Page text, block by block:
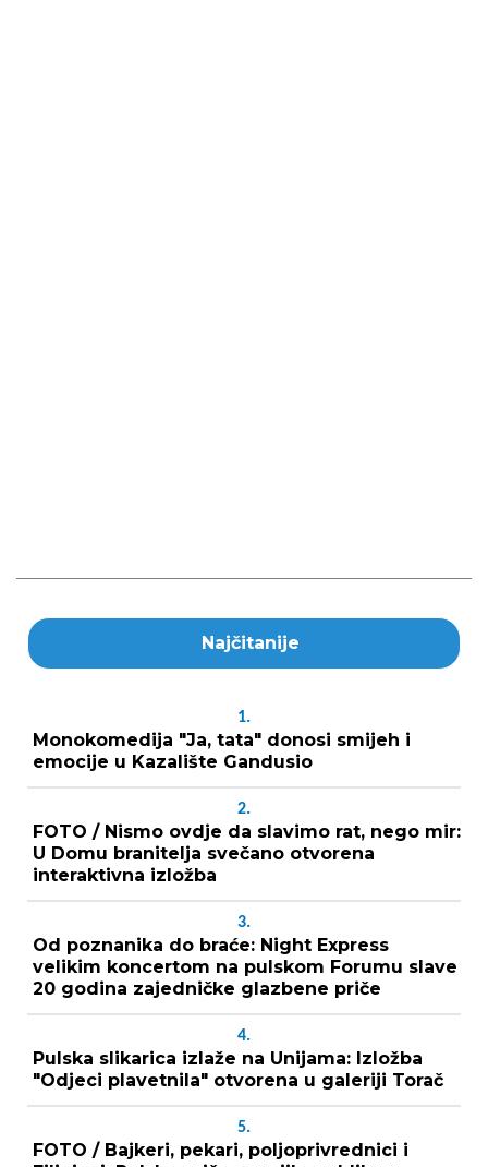
Najčitanije
1.
Monokomedija "Ja, tata" donosi smijeh i
emocije u Kazalište Gandusio
2.
FOTO / Nismo ovdje da slavimo rat, nego mir:
U Domu branitelja svečano otvorena
interaktivna izložba
3.
Od poznanika do braće: Night Express
velikim koncertom na pulskom Forumu slave
20 godina zajedničke glazbene priče
4.
Pulska slikarica izlaže na Unijama: Izložba
"Odjeci plavetnila" otvorena u galeriji Torač
5.
FOTO / Bajkeri, pekari, poljoprivrednici i